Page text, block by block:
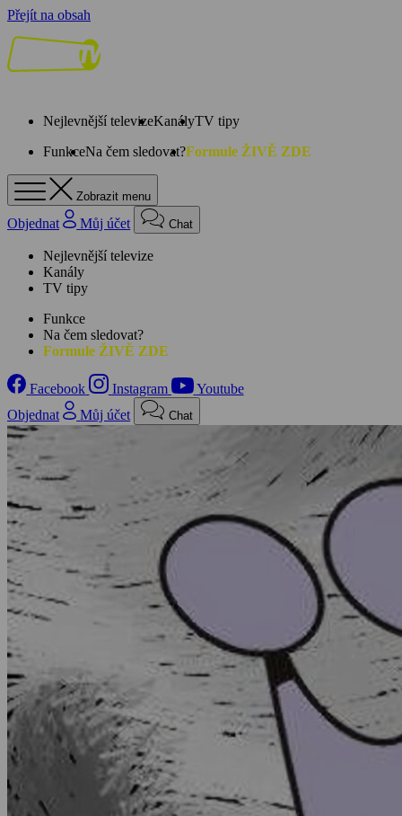
Přejít na obsah
Nejlevnější televizeKanályTV tipy
FunkceNa čem sledovat?Formule ŽIVĚ ZDE
Zobrazit menu
Objednat Můj účet Chat
Nejlevnější televize
Kanály
TV tipy
Funkce
Na čem sledovat?
Formule ŽIVĚ ZDE
Facebook Instagram
Youtube
Objednat
Můj účet Chat